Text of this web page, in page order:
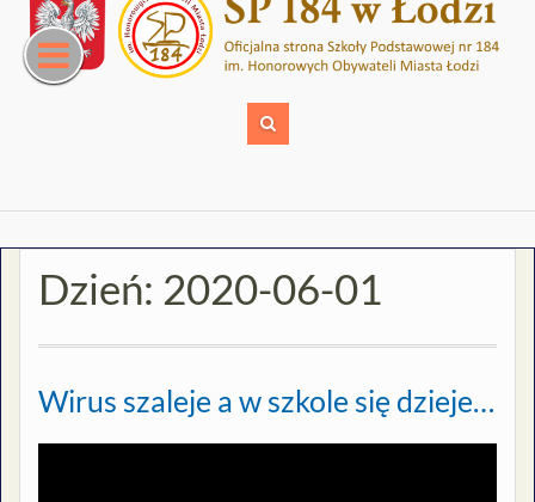
content
Dzień: 2020-06-01
Wirus szaleje a w szkole się dzieje…